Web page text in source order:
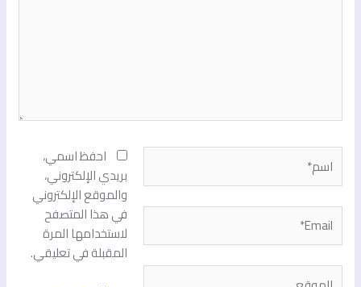
اسم*
Email*
الموقع
احفظ اسمي،
بريدي الإلكتروني،
والموقع الإلكتروني
في هذا المتصفح
لاستخدامها المرة
المقبلة في تعليقي.